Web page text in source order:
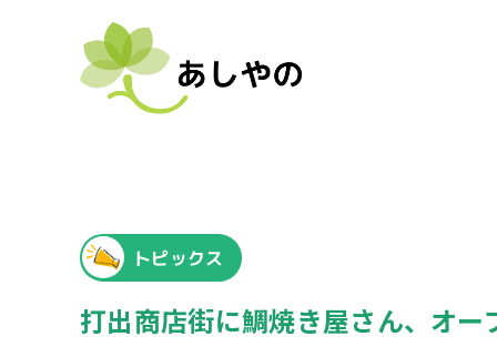
トピックス
打出商店街に鯛焼き屋さん、オー